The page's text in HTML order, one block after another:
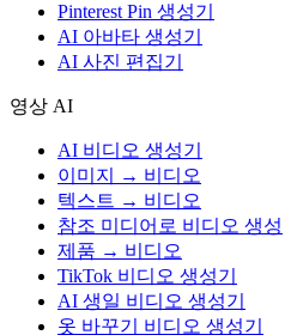
Pinterest Pin 생성기
AI 아바타 생성기
AI 사진 편집기
영상 AI
AI 비디오 생성기
이미지 → 비디오
텍스트 → 비디오
참조 미디어로 비디오 생성
제품 → 비디오
TikTok 비디오 생성기
AI 생일 비디오 생성기
옷 바꾸기 비디오 생성기